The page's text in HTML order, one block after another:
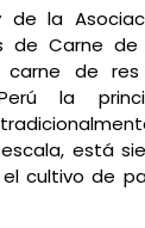
de la
de Carne
carne de
la
está
cultivo de